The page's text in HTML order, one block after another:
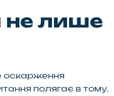
не лише
оскарження
полягає в тому,